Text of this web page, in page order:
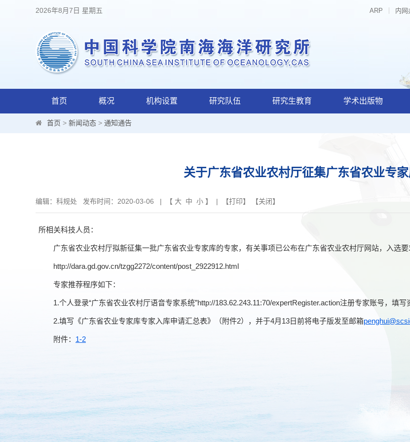
2026年8月7日 星期五 ARP 内网
首页 概况 机构设置 研究队伍 研究生教育 学术出版物
首页 > 新闻动态 > 通知通告
关于广东省农业农村厅征集广东省农业专
编辑：科规处 发布时间：2020-03-06 | 【 大 中 小 】 | 【打印】 【关闭】
所相关科技人员：
广东省农业农村厅拟新征集一批广东省农业专家库的专家，有关事项已公布在广东省农业农村厅网站，入选要
http://dara.gd.gov.cn/tzgg2272/content/post_2922912.html
专家推荐程序如下：
1.个人登录“广东省农业农村厅语音专家系统”http://183.62.243.11:70/expertRegister.action注册专家账号，填写
2.填写《广东省农业专家库专家入库申请汇总表》（附件2），并于4月 13日前将电子版发至邮箱
附件： 1-2